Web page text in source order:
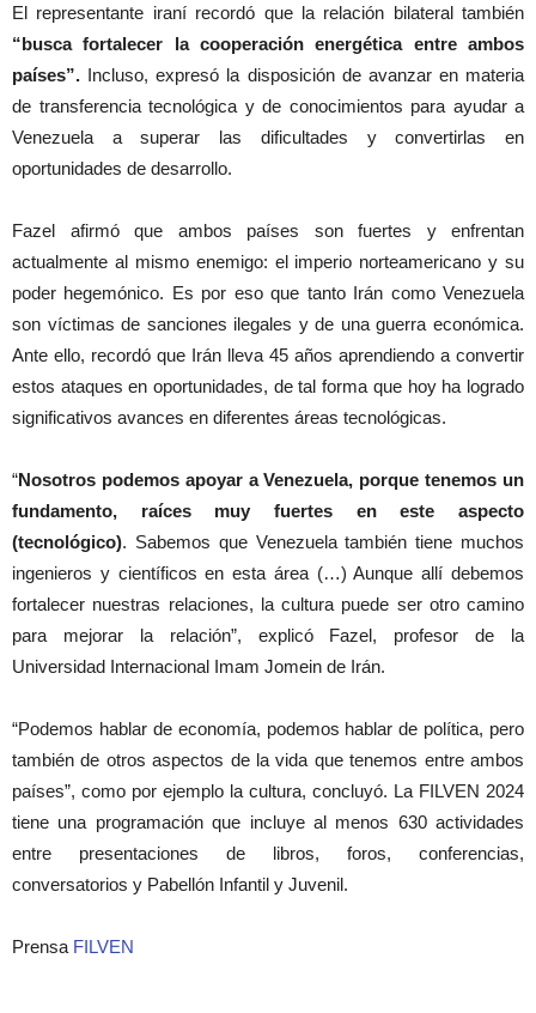
El representante iraní recordó que la relación bilateral también
“busca fortalecer la cooperación energética entre ambos
países”. Incluso, expresó la disposición de avanzar en materia
de transferencia tecnológica y de conocimientos para ayudar a
Venezuela a superar las dificultades y convertirlas en
oportunidades de desarrollo.
Fazel afirmó que ambos países son fuertes y enfrentan
actualmente al mismo enemigo: el imperio norteamericano y su
poder hegemónico. Es por eso que tanto Irán como Venezuela
son víctimas de sanciones ilegales y de una guerra económica.
Ante ello, recordó que Irán lleva 45 años aprendiendo a convertir
estos ataques en oportunidades, de tal forma que hoy ha logrado
significativos avances en diferentes áreas tecnológicas.
“Nosotros podemos apoyar a Venezuela, porque tenemos un
fundamento, raíces muy fuertes en este aspecto
(tecnológico). Sabemos que Venezuela también tiene muchos
ingenieros y científicos en esta área (…) Aunque allí debemos
fortalecer nuestras relaciones, la cultura puede ser otro camino
para mejorar la relación”, explicó Fazel, profesor de la
Universidad Internacional Imam Jomein de Irán.
“Podemos hablar de economía, podemos hablar de política, pero
también de otros aspectos de la vida que tenemos entre ambos
países”, como por ejemplo la cultura, concluyó. La FILVEN 2024
tiene una programación que incluye al menos 630 actividades
entre presentaciones de libros, foros, conferencias,
conversatorios y Pabellón Infantil y Juvenil.
Prensa FILVEN